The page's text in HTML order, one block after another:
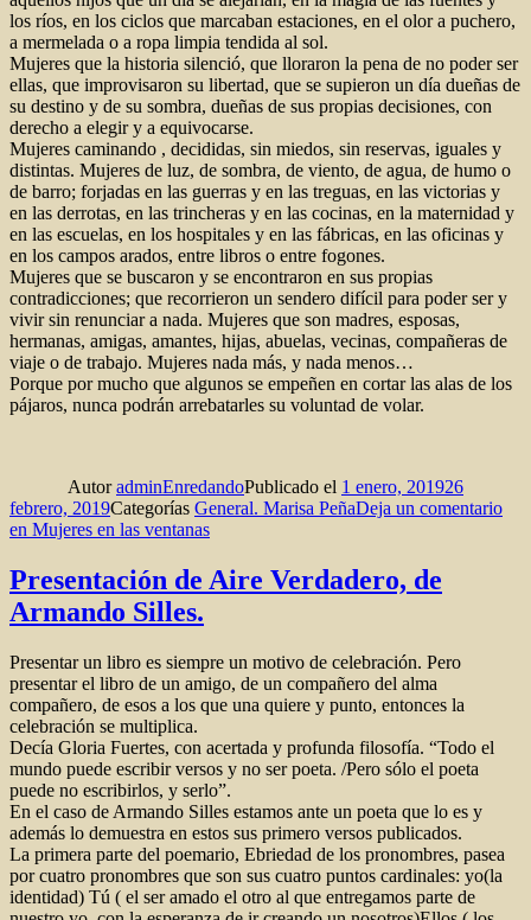
los ríos, en los ciclos que marcaban estaciones, en el olor a puchero,
a mermelada o a ropa limpia tendida al sol.
Mujeres que la historia silenció, que lloraron la pena de no poder ser
ellas, que improvisaron su libertad, que se supieron un día dueñas de
su destino y de su sombra, dueñas de sus propias decisiones, con
derecho a elegir y a equivocarse.
Mujeres caminando , decididas, sin miedos, sin reservas, iguales y
distintas. Mujeres de luz, de sombra, de viento, de agua, de humo o
de barro; forjadas en las guerras y en las treguas, en las victorias y
en las derrotas, en las trincheras y en las cocinas, en la maternidad y
en las escuelas, en los hospitales y en las fábricas, en las oficinas y
en los campos arados, entre libros o entre fogones.
Mujeres que se buscaron y se encontraron en sus propias
contradicciones; que recorrieron un sendero difícil para poder ser y
vivir sin renunciar a nada. Mujeres que son madres, esposas,
hermanas, amigas, amantes, hijas, abuelas, vecinas, compañeras de
viaje o de trabajo. Mujeres nada más, y nada menos…
Porque por mucho que algunos se empeñen en cortar las alas de los
pájaros, nunca podrán arrebatarles su voluntad de volar.
AutoradminEnredandoPublicado el 1 enero, 201926
febrero, 2019Categorías General. Marisa PeñaDeja un comentario
en Mujeres en las ventanas
Presentación de Aire Verdadero, de
Armando Silles.
Presentar un libro es siempre un motivo de celebración. Pero
presentar el libro de un amigo, de un compañero del alma
compañero, de esos a los que una quiere y punto, entonces la
celebración se multiplica.
Decía Gloria Fuertes, con acertada y profunda filosofía. “Todo el
mundo puede escribir versos y no ser poeta. /Pero sólo el poeta
puede no escribirlos, y serlo”.
En el caso de Armando Silles estamos ante un poeta que lo es y
además lo demuestra en estos sus primero versos publicados.
La primera parte del poemario, Ebriedad de los pronombres, pasea
por cuatro pronombres que son sus cuatro puntos cardinales: yo(la
identidad) Tú ( el ser amado el otro al que entregamos parte de